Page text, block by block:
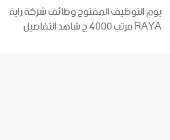
يوم التوظيف المفتوح وظائف شركة راية
RAYA مرتب 4000 ج شاهد التفاصيل